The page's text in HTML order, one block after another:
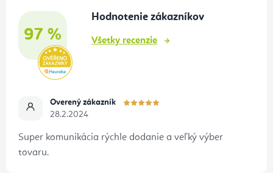
s
97 %
Hodnotenie zákazníkov
Všetky recenzie
Overený zákazník
28.2.2024
Super komunikácia rýchle dodanie a veľký výber
tovaru.